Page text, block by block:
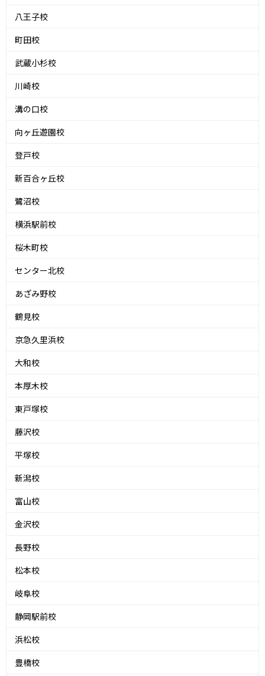
八王子校
町田校
武蔵小杉校
川崎校
溝の口校
向ヶ丘遊園校
登戸校
新百合ヶ丘校
鷺沼校
横浜駅前校
桜木町校
センター北校
あざみ野校
鶴見校
京急久里浜校
大和校
本厚木校
東戸塚校
藤沢校
平塚校
新潟校
富山校
金沢校
長野校
松本校
岐阜校
静岡駅前校
浜松校
豊橋校